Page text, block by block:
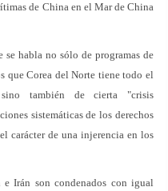
de China en el Mar de China
habla no sólo de programas de
que Corea del Norte tiene todo el
sino también de cierta "crisis
sistemáticas de los derechos
carácter de una injerencia en los
Irán son condenados con igual